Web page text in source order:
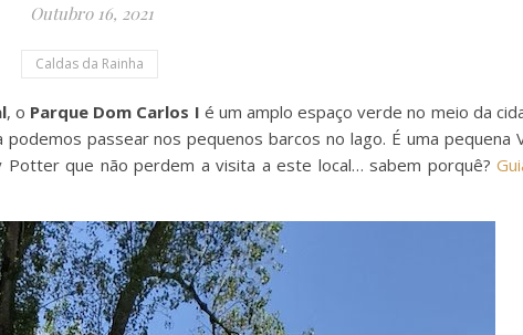
Outubro 16, 2021
Caldas da Rainha
, o Parque Dom Carlos I é um amplo espaço verde no meio da
passear nos pequenos barcos no lago. É uma pequena
Potter que não perdem a visita a este local… sabem porquê?